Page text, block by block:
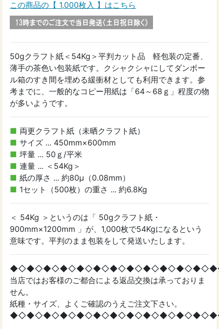
この商品の【 1,000枚入 】はこちら
50gクラフト紙＜54Kg＞平判カット品 軽包装の定番、
薄手の茶色い包装紙です。クシャクシャにしてダンボー
ル箱のすき間を埋める緩衝材としても利用できます。参
考までに、一般的なコピー用紙は「64～68ｇ」程度の物
が多いようです。
■ 両更クラフト紙（未晒クラフト紙）
■ サイズ ... 450mm×600mm
■ 坪量 ... 50ｇ/平米
■ 連量 ... ＜54Kg＞
■ 紙の厚さ ... 約80μ（0.08mm）
■ 1セット（500枚）の重さ ... 約6.8Kg
＜ 54Kg ＞というのは「 50gクラフト紙・
900mm×1200mm 」が、1,000枚で54Kgになるという
意味です。平判のまま包装をして発送いたします。
当店ではお客様のご都合による返品交換は承っておりま
せん。
紙種・サイズ、よくご確認のうえご注文下さい。